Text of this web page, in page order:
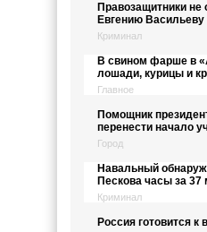
Правозащитники не
Евгению Васильеву
Криминал
В свином фарше в
лошади, курицы и
Главное
Помощник
перенести начало
Город
Навальный
Пескова часы за
Криминал
Россия готовится к